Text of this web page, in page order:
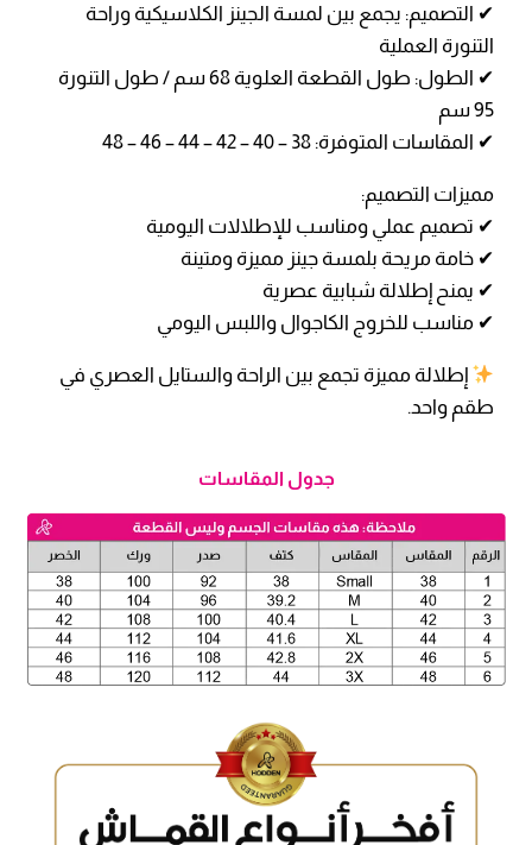
✔ التصميم: يجمع بين لمسة الجينز الكلاسيكية وراحة
التنورة العملية
✔ الطول: طول القطعة العلوية 68 سم / طول التنورة
95 سم
✔ المقاسات المتوفرة: 38 – 40 – 42 – 44 – 46 – 48
مميزات التصميم:
✔ تصميم عملي ومناسب للإطلالات اليومية
✔ خامة مريحة بلمسة جينز مميزة ومتينة
✔ يمنح إطلالة شبابية عصرية
✔ مناسب للخروج الكاجوال واللبس اليومي
إطلالة مميزة تجمع بين الراحة والستايل العصري في
طقم واحد.
جدول المقاسات